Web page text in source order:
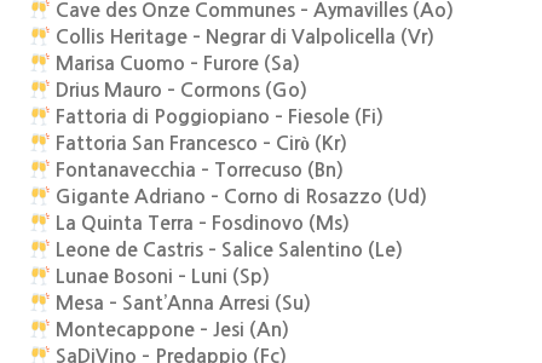
Cave des Onze Communes – Aymavilles (Ao)
Collis Heritage – Negrar di Valpolicella (Vr)
Marisa Cuomo – Furore (Sa)
Drius Mauro – Cormons (Go)
Fattoria di Poggiopiano – Fiesole (Fi)
Fattoria San Francesco – Cirò (Kr)
Fontanavecchia – Torrecuso (Bn)
Gigante Adriano – Corno di Rosazzo (Ud)
La Quinta Terra – Fosdinovo (Ms)
Leone de Castris – Salice Salentino (Le)
Lunae Bosoni – Luni (Sp)
Mesa – Sant’Anna Arresi (Su)
Montecappone – Jesi (An)
SaDiVino – Predappio (Fc)